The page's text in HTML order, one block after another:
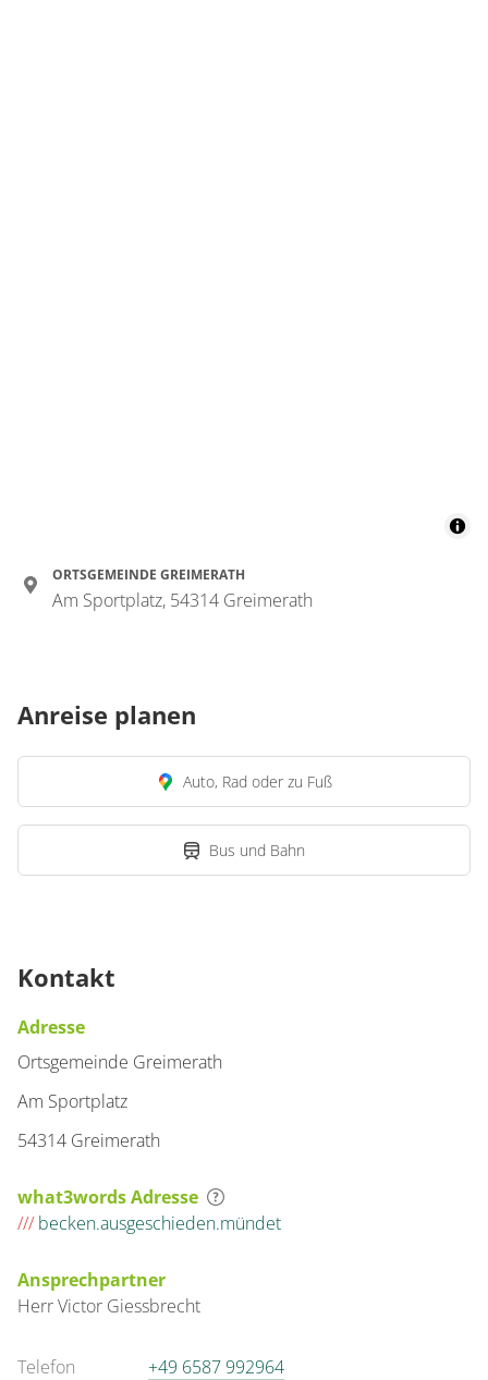
ORTSGEMEINDE GREIMERATH
Am Sportplatz, 54314 Greimerath
Anreise planen
Auto, Rad oder zu Fuß
Bus und Bahn
Kontakt
Adresse
Ortsgemeinde Greimerath
Am Sportplatz
54314 Greimerath
what3words Adresse
/// becken.ausgeschieden.mündet
Ansprechpartner
HerrVictor Giessbrecht
Telefon
+49 6587 992964